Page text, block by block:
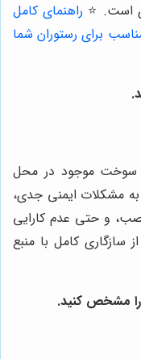
است. ⭐️ راهنمای کامل
برای رستوران شما
سوخت موجود در محل
مشکلات ایمنی جدی،
و حتی عدم کارایی
سازگاری کامل با منبع
مشخص کنید.